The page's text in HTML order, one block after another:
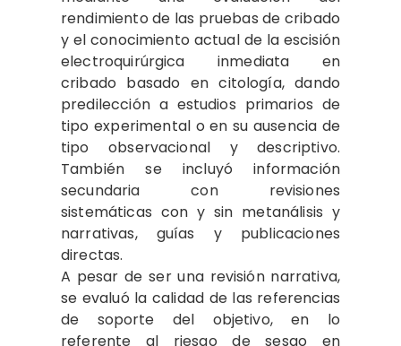
rendimiento de las pruebas de cribado
y el conocimiento actual de la escisión
electroquirúrgica inmediata en
cribado basado en citología, dando
predilección a estudios primarios de
tipo experimental o en su ausencia de
tipo observacional y descriptivo.
También se incluyó información
secundaria con revisiones
sistemáticas con y sin metanálisis y
narrativas, guías y publicaciones
directas.
A pesar de ser una revisión narrativa,
se evaluó la calidad de las referencias
de soporte del objetivo, en lo
referente al riesgo de sesgo en